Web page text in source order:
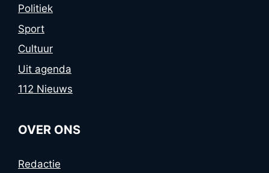
Politiek
Sport
Cultuur
Uit agenda
112 Nieuws
OVER ONS
Redactie